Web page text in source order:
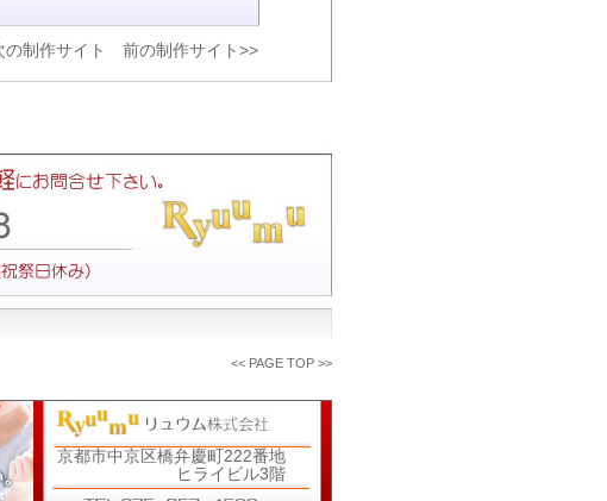
の制作サイト 前の制作サイト>>
<< PAGE TOP>>
京都市中京区橋弁慶町222番地
ヒライビル3階